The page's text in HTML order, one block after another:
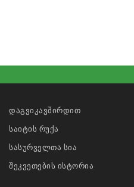
დაგვიკავშირდით
საიტის რუქა
სასურველთა სია
შეკვეთების ისტორია